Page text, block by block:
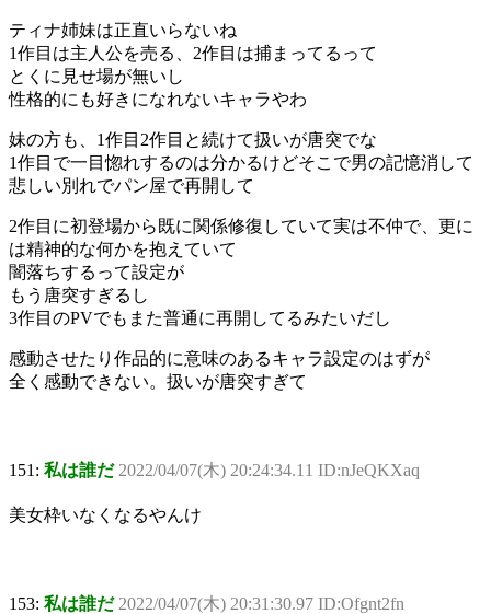
ティナ姉妹は正直いらないね
1作目は主人公を売る、2作目は捕まってるって
とくに見せ場が無いし
性格的にも好きになれないキャラやわ
妹の方も、1作目2作目と続けて扱いが唐突でな
1作目で一目惚れするのは分かるけどそこで男の記憶消して
悲しい別れでパン屋で再開して
2作目に初登場から既に関係修復していて実は不仲で、更に
は精神的な何かを抱えていて
闇落ちするって設定が
もう唐突すぎるし
3作目のPVでもまた普通に再開してるみたいだし
感動させたり作品的に意味のあるキャラ設定のはずが
全く感動できない。扱いが唐突すぎて
151: 私は誰だ 2022/04/07(木) 20:24:34.11 ID:nJeQKXaq
美女枠いなくなるやんけ
153: 私は誰だ 2022/04/07(木) 20:31:30.97 ID:Ofgnt2fn